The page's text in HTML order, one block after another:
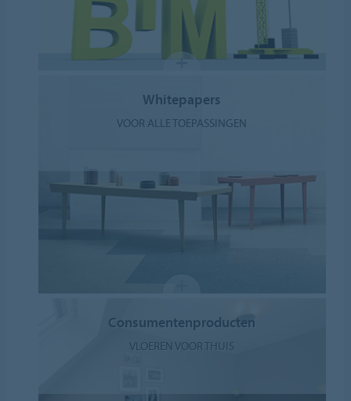
Whitepapers
VOOR ALLE TOEPASSINGEN
Consumentenproducten
VLOEREN VOOR THUIS